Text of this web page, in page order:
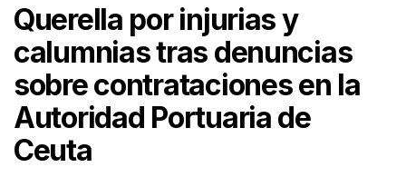
Querella por injurias y
calumnias tras denuncias
sobre contrataciones en la
Autoridad Portuaria de
Ceuta